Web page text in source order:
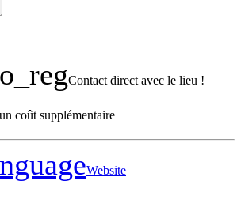
Contact direct avec le lieu !
coût supplémentaire
Website